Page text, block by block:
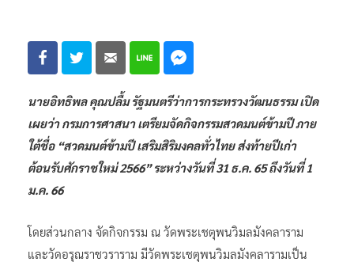
นายอิทธิพล คุณปลื้ม รัฐมนตรีว่าการกระทรวงวัฒนธรรม เปิด
เผยว่า กรมการศาสนา เตรียมจัดกิจกรรมสวดมนต์ข้ามปี ภาย
ใต้ชื่อ “สวดมนต์ข้ามปี เสริมสิริมงคลทั่วไทย ส่งท้ายปีเก่า
ต้อนรับศักราชใหม่ 2566” ระหว่างวันที่ 31 ธ.ค. 65 ถึงวันที่ 1
ม.ค. 66
โดยส่วนกลาง จัดกิจกรรม ณ วัดพระเชตุพนวิมลมังคลาราม
และวัดอรุณราชวราราม มีวัดพระเชตุพนวิมลมังคลารามเป็น